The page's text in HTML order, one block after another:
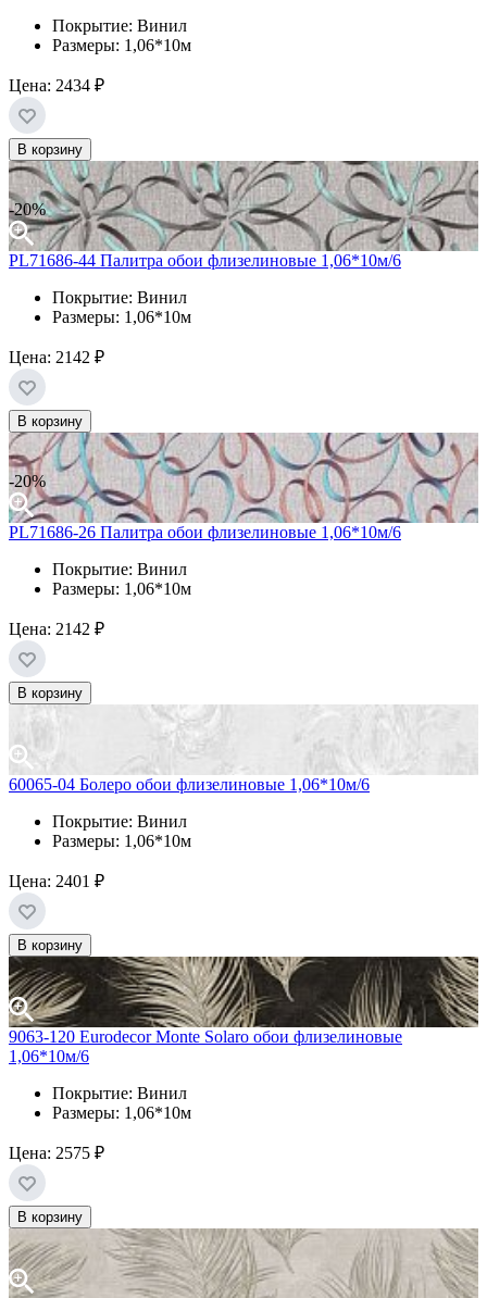
Покрытие: Винил
Размеры: 1,06*10м
Цена: 2434 ₽
В корзину
-20%
PL71686-44 Палитра обои флизелиновые 1,06*10м/6
Покрытие: Винил
Размеры: 1,06*10м
Цена: 2142 ₽
В корзину
-20%
PL71686-26 Палитра обои флизелиновые 1,06*10м/6
Покрытие: Винил
Размеры: 1,06*10м
Цена: 2142 ₽
В корзину
60065-04 Болеро обои флизелиновые 1,06*10м/6
Покрытие: Винил
Размеры: 1,06*10м
Цена: 2401 ₽
В корзину
9063-120 Eurodecor Monte Solaro обои флизелиновые
1,06*10м/6
Покрытие: Винил
Размеры: 1,06*10м
Цена: 2575 ₽
В корзину